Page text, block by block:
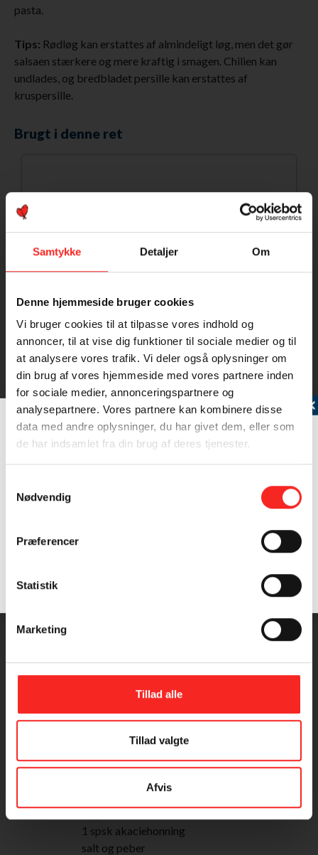
Samtykke Detaljer Om
Denne hjemmeside bruger cookies
Vi bruger cookies til at tilpasse vores indhold og
annoncer, til at vise dig funktioner til sociale medier og til
at analysere vores trafik. Vi deler også oplysninger om
din brug af vores hjemmeside med vores partnere inden
for sociale medier, annonceringspartnere og
analysepartnere. Vores partnere kan kombinere disse
data med andre oplysninger, du har givet dem, eller som
de har indsamlet fra din brug af deres tjenester.
Nødvendig
Præferencer
Statistik
Marketing
Tillad alle
Tillad valgte
Afvis
pasta.
Tips: Rødløg kan erstattes af almindeligt løg, men det gør
salsaen stærkere og mere kraftig i smagen. Chilien kan
undlades, og bredbladet persille kan erstattes af
kruspersille.
Brugt i denne ret
Skrubbe
Skrubbens farve på øjensiden kan variere fra mørk
Læs mere
500 g skrubbefileter
1 dl hvidvin el. bouillon
500 g tomater
2 peberfrugter
1 fed hvidløg
1 spsk olivenolie
1 spsk eddike
1 spsk akaciehonning
salt og peber
Tilmeld dig vores nyhedsbrev